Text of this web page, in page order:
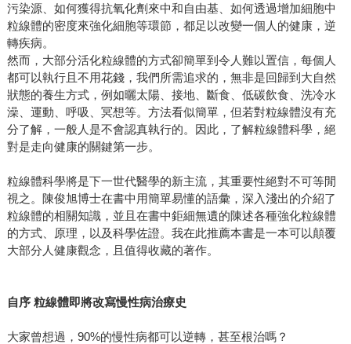
污染源、如何獲得抗氧化劑來中和⾃由基、如何透過增加細胞中
粒線體的密度來強化細胞等環節，都⾜以改變⼀個⼈的健康，逆
轉疾病。
然⽽，⼤部分活化粒線體的⽅式卻簡單到令⼈難以置信，每個⼈
都可以執⾏且不⽤花錢，我們所需追求的，無非是回歸到⼤⾃然
狀態的養⽣⽅式，例如曬太陽、接地、斷食、低碳飲食、洗冷⽔
澡、運動、呼吸、冥想等。方法看似簡單，但若對粒線體沒有充
分了解，⼀般⼈是不會認真執⾏的。因此，了解粒線體科學，絕
對是⾛向健康的關鍵第⼀步。
粒線體科學將是下⼀世代醫學的新主流，其重要性絕對不可等閒
視之。陳俊旭博士在書中⽤簡單易懂的語彙，深入淺出的介紹了
粒線體的相關知識，並且在書中鉅細無遺的陳述各種強化粒線體
的⽅式、原理，以及科學佐證。我在此推薦本書是⼀本可以顛覆
⼤部分⼈健康觀念，且值得收藏的著作。
自序 粒線體即將改寫慢性病治療史
大家曾想過，90%的慢性病都可以逆轉，甚至根治嗎？